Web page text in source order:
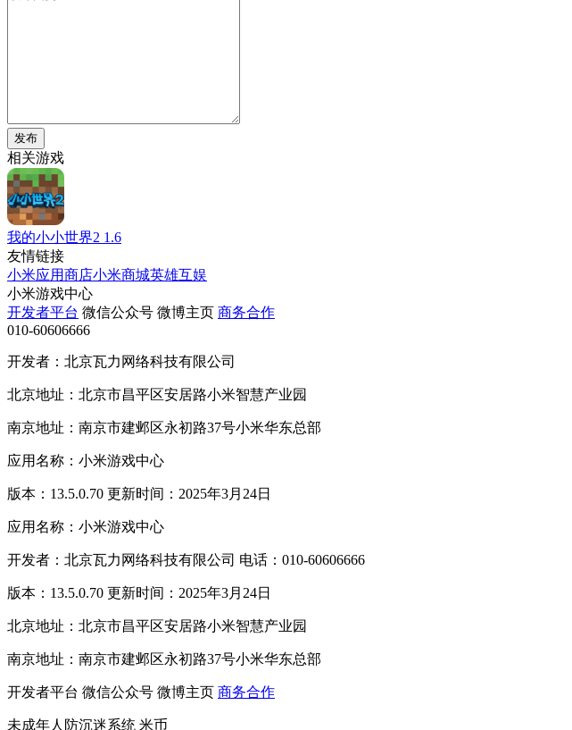
发布
相关游戏
我的小小世界2 1.6
友情链接
小米应用商店小米商城英雄互娱
小米游戏中心
开发者平台 微信公众号 微博主页 商务合作
010-60606666
开发者：北京瓦力网络科技有限公司
北京地址：北京市昌平区安居路小米智慧产业园
南京地址：南京市建邺区永初路37号小米华东总部
应用名称：小米游戏中心
版本：13.5.0.70 更新时间：2025年3月24日
应用名称：小米游戏中心
开发者：北京瓦力网络科技有限公司 电话：010-60606666
版本：13.5.0.70 更新时间：2025年3月24日
北京地址：北京市昌平区安居路小米智慧产业园
南京地址：南京市建邺区永初路37号小米华东总部
开发者平台 微信公众号 微博主页 商务合作
未成年人防沉迷系统 米币